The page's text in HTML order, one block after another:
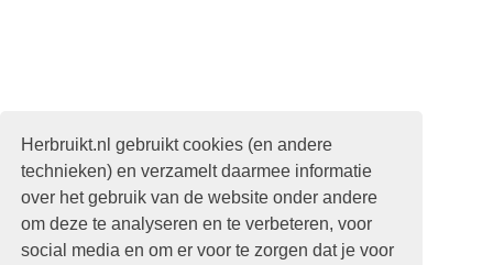
Herbruikt.nl gebruikt cookies (en andere
technieken) en verzamelt daarmee informatie
over het gebruik van de website onder andere
om deze te analyseren en te verbeteren, voor
social media en om er voor te zorgen dat je voor